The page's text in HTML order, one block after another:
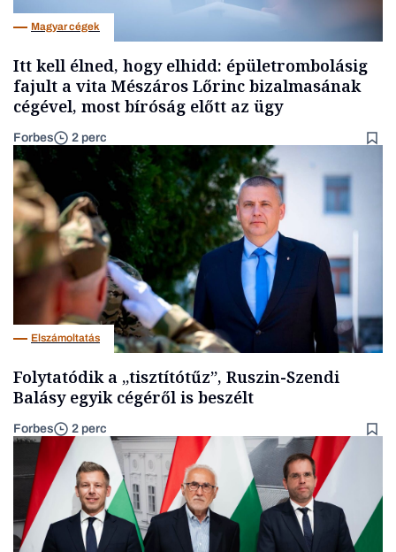
Magyar cégek
Itt kell élned, hogy elhidd: épületrombolásig
fajult a vita Mészáros Lőrinc bizalmasának
cégével, most bíróság előtt az ügy
Forbes 2 perc
Elszámoltatás
Folytatódik a „tisztítótűz”, Ruszin-Szendi
Balásy egyik cégéről is beszélt
Forbes 2 perc